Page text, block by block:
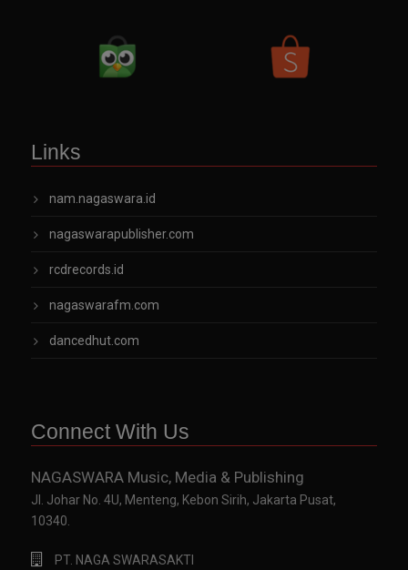
Links
nam.nagaswara.id
nagaswarapublisher.com
rcdrecords.id
nagaswarafm.com
dancedhut.com
Connect With Us
NAGASWARA Music, Media & Publishing
Jl. Johar No. 4U, Menteng, Kebon Sirih, Jakarta Pusat,
10340.
PT. NAGA SWARASAKTI